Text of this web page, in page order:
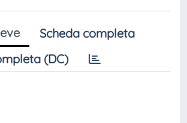
Scheda completa
(DC)